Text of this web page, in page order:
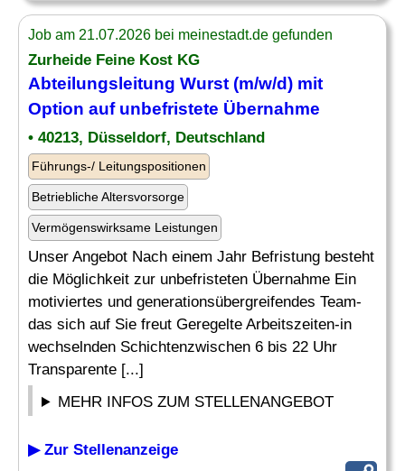
Job am 21.07.2026 bei meinestadt.de gefunden
Zurheide Feine Kost KG
Abteilungsleitung Wurst (m/w/d) mit
Option auf unbefristete Übernahme
• 40213, Düsseldorf, Deutschland
Führungs-/ Leitungspositionen
Betriebliche Altersvorsorge
Vermögenswirksame Leistungen
Unser Angebot Nach einem Jahr Befristung besteht
die Möglichkeit zur unbefristeten Übernahme Ein
motiviertes und generationsübergreifendes Team-
das sich auf Sie freut Geregelte Arbeitszeiten-in
wechselnden Schichtenzwischen 6 bis 22 Uhr
Transparente [...]
MEHR INFOS ZUM STELLENANGEBOT
▶ Zur Stellenanzeige